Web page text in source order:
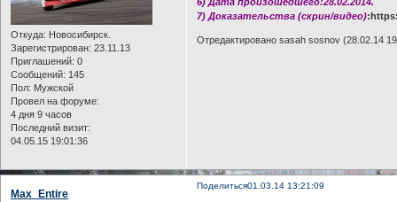
Откуда: Новосибирск.
Зарегистрирован: 23.11.13
Приглашений: 0
Сообщений: 145
Пол: Мужской
Провел на форуме:
4 дня 9 часов
Последний визит:
04.05.15 19:01:36
7) Доказательства (скрин/видео)
Отредактировано sasah sosnov (28.02.14
Поделиться01.03.14 13:21:09
Max_Entire